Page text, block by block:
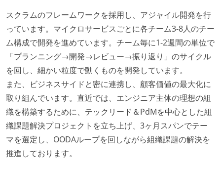
スクラムのフレームワークを採用し、アジャイル開発を行
っています。マイクロサービスごとに各チーム3-8人のチー
ム構成で開発を進めています。チーム毎に1-2週間の単位で
「プランニング→開発→レビュー→振り返り」のサイクル
を回し、細かい粒度で動くものを開発しています。
また、ビジネスサイドと密に連携し、顧客価値の最大化に
取り組んでいます。直近では、エンジニア主体の理想の組
織を構築するために、テックリード＆PdMを中心とした組
織課題解決プロジェクトを立ち上げ、3ヶ月スパンでテー
マを選定し、OODAループを回しながら組織課題の解決を
推進しております。